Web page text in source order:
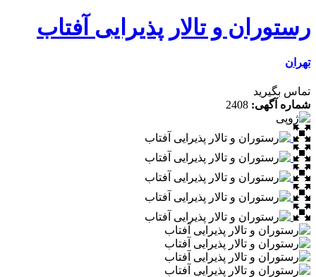
رستوران و تالار پذیرایی آفتاب
تهران
تماس بگیرید
شماره آگهی: 2408